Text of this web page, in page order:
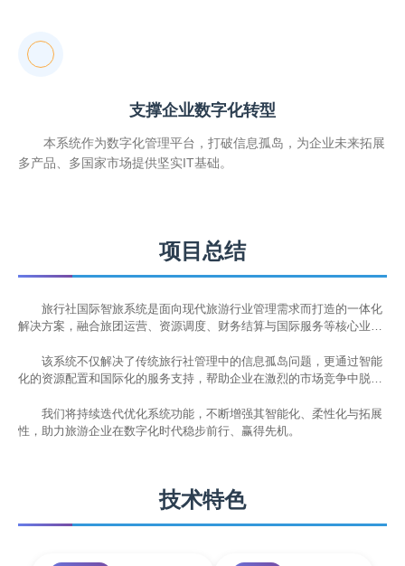
支撑企业数字化转型
本系统作为数字化管理平台，打破信息孤岛，为企业未来拓展
多产品、多国家市场提供坚实IT基础。
项目总结
旅行社国际智旅系统是面向现代旅游行业管理需求而打造的一体化
解决方案，融合旅团运营、资源调度、财务结算与国际服务等核心业务
提升旅行社运营效率与服务能力。
该系统不仅解决了传统旅行社管理中的信息孤岛问题，更通过智能
化的资源配置和国际化的服务支持，帮助企业在激烈的市场竞争中脱颖
我们将持续迭代优化系统功能，不断增强其智能化、柔性化与拓展
性，助力旅游企业在数字化时代稳步前行、赢得先机。
技术特色